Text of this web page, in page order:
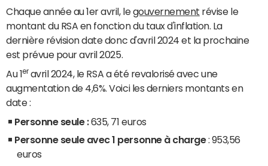
Chaque année au 1er avril, legouvernement révise le
montant du RSA en fonction du taux d'inflation. La
dernière révision date donc d'avril 2024 et la prochaine
est prévue pour avril 2025.
Au 1er avril 2024, le RSA a été revalorisé avec une
augmentation de 4,6%. Voici les derniers montants en
date :
Personne seule :635, 71 euros
Personne seule avec 1 personne à charge: 953,56
euros